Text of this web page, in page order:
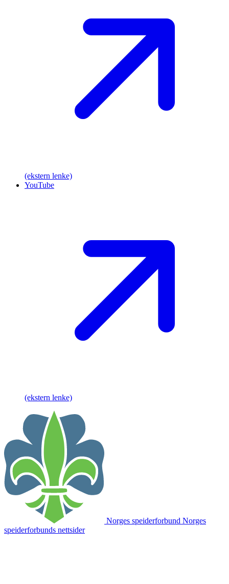
(ekstern lenke)
YouTube
(ekstern lenke)
Norges speiderforbund Norges
speiderforbunds nettsider